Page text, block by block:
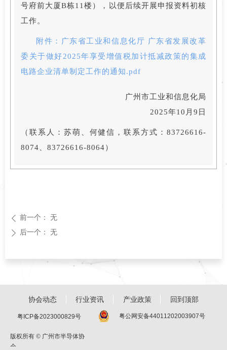
号府前大厦B栋11楼），以便后续开展申报资料初核
工作。
附件：广东省工业和信息化厅 广东省发展改革
委关于做好2025年享受增值税加计抵减政策的集成
电路企业清单制定工作的通知.pdf
广州市工业和信息化局
2025年10月9日
（联系人：苏萌、何健信，联系方式：83726616-
8074、83726616-8064）
ꄴ 前一个： 无
ꄲ 后一个： 无
协会动态 行业资讯 产业政策 回到顶部
粤ICP备2023000829号
版权所有 © 广州市半导体协
会
粤公网安备44011202003907号